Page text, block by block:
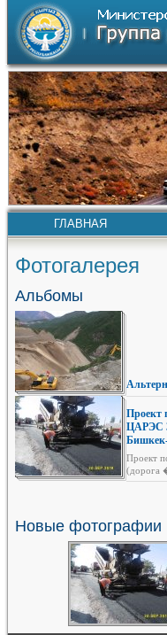
ГЛАВНАЯ
Фотогалерея
Альбомы
Проект
ЦАРЭС
Проект
(дорога
Новые фотографии